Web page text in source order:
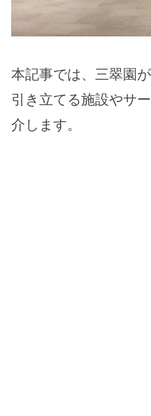
本記事では、三翠園
引き立てる施設やサ
介します。